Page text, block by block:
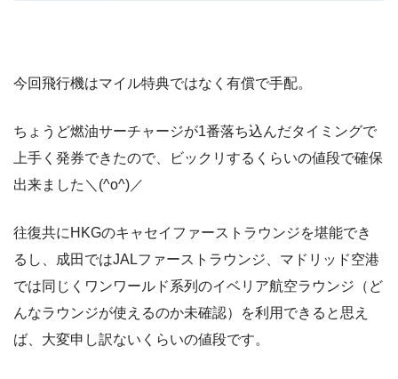
今回飛行機はマイル特典ではなく有償で手配。
ちょうど燃油サーチャージが1番落ち込んだタイミングで
上手く発券できたので、ビックリするくらいの値段で確保
出来ました＼(^o^)／
往復共にHKGのキャセイファーストラウンジを堪能でき
るし、成田ではJALファーストラウンジ、マドリッド空港
では同じくワンワールド系列のイベリア航空ラウンジ（ど
んなラウンジが使えるのか未確認）を利用できると思え
ば、大変申し訳ないくらいの値段です。